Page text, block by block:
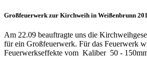
Großfeuerwerk zur Kirchweih in Weißenbrunn
Am 22.09 beauftragte uns die
für ein Großfeuerwerk. Für das Feuerwerk
Feuerwerkseffekte vom Kaliber 50 -